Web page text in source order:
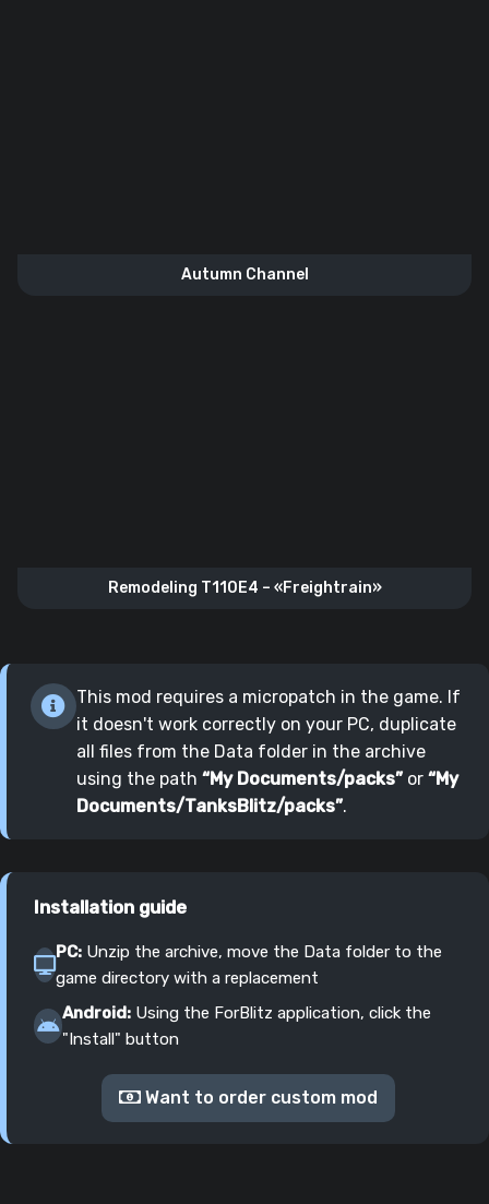
Autumn Channel
Remodeling T110E4 – «Freightrain»
This mod requires a micropatch in the game. If
it doesn't work correctly on your PC, duplicate
all files from the Data folder in the archive
using the path “My Documents/packs” or “My
Documents/TanksBlitz/packs”.
Installation guide
PC: Unzip the archive, move the Data folder to the
game directory with a replacement
Android: Using the ForBlitz application, click the
"Install" button
Want to order custom mod